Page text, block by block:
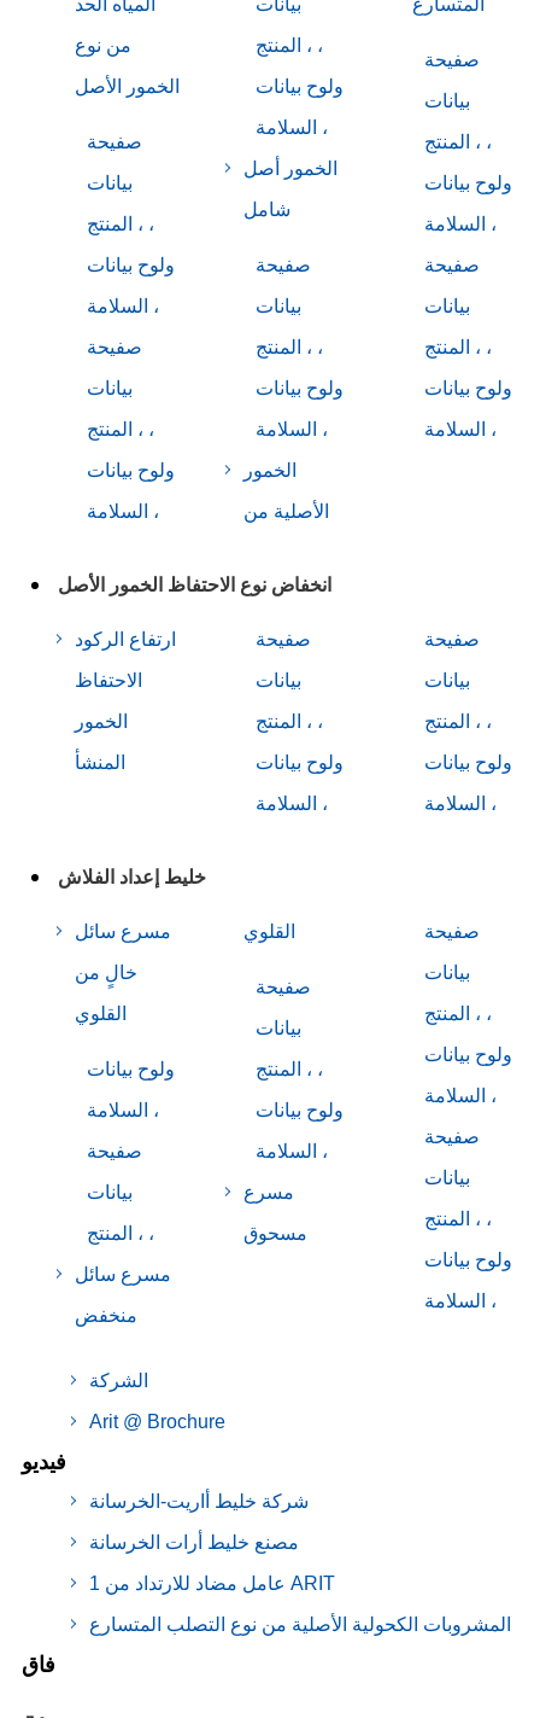
المياه الحد
من نوع
الخمور الأصل
صفيحة
بيانات
المنتج ، ،
ولوح بيانات
السلامة ،
صفيحة
بيانات
المنتج ، ،
ولوح بيانات
السلامة ،
بيانات
المنتج ، ،
ولوح بيانات
السلامة ،
الخمور أصل
شامل
صفيحة
بيانات
المنتج ، ،
ولوح بيانات
السلامة ،
الخمور
الأصلية من
المتسارع
صفيحة
بيانات
المنتج ، ،
ولوح بيانات
السلامة ،
صفيحة
بيانات
المنتج ، ،
ولوح بيانات
السلامة ،
انخفاض نوع الاحتفاظ الخمور الأصل
ارتفاع الركود
الاحتفاظ
الخمور
المنشأ
صفيحة
بيانات
المنتج ، ،
ولوح بيانات
السلامة ،
صفيحة
بيانات
المنتج ، ،
ولوح بيانات
السلامة ،
خليط إعداد الفلاش
مسرع سائل
خالٍ من
القلوي
ولوح بيانات
السلامة ،
صفيحة
بيانات
المنتج ، ،
مسرع سائل
منخفض
القلوي
صفيحة
بيانات
المنتج ، ،
ولوح بيانات
السلامة ،
مسرع
مسحوق
صفيحة
بيانات
المنتج ، ،
ولوح بيانات
السلامة ،
صفيحة
بيانات
المنتج ، ،
ولوح بيانات
السلامة ،
الشركة
Arit @ Brochure
فيديو
شركة خليط أاريت-الخرسانة
مصنع خليط أرات الخرسانة
1 عامل مضاد للارتداد من ARIT
المشروبات الكحولية الأصلية من نوع التصلب المتسارع
فاق